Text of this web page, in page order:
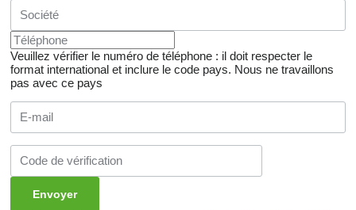
Veuillez vérifier le numéro de téléphone : il doit respecter le
format international et inclure le code pays. Nous ne travaillons
pas avec ce pays